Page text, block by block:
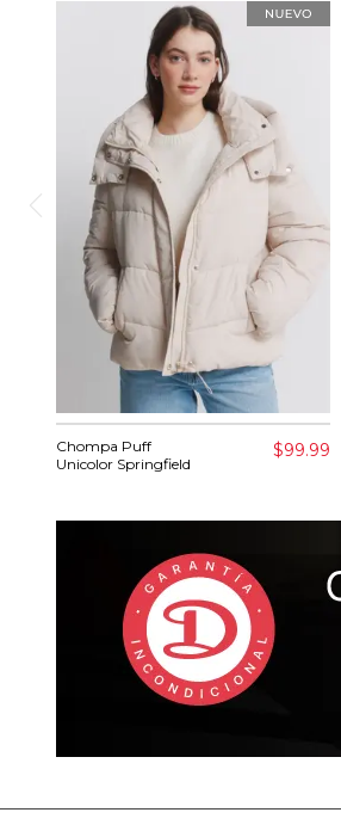
Chompa Puff
Unicolor Springfield
$99.99